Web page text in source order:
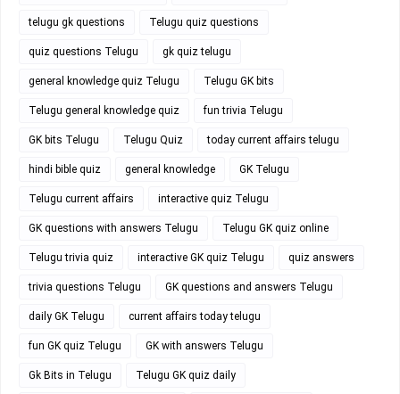
telugu gk questions Telugu quiz questions
quiz questions Telugu gk quiz telugu
general knowledge quiz Telugu Telugu GK bits
Telugu general knowledge quiz fun trivia Telugu
GK bits Telugu Telugu Quiz today current affairs telugu
hindi bible quiz general knowledge GK Telugu
Telugu current affairs interactive quiz Telugu
GK questions with answers Telugu Telugu GK quiz online
Telugu trivia quiz interactive GK quiz Telugu quiz answers
trivia questions Telugu GK questions and answers Telugu
daily GK Telugu current affairs today telugu
fun GK quiz Telugu GK with answers Telugu
Gk Bits in Telugu Telugu GK quiz daily